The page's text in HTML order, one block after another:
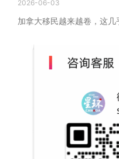
2026-06-03
加拿大移民越来越卷，这几